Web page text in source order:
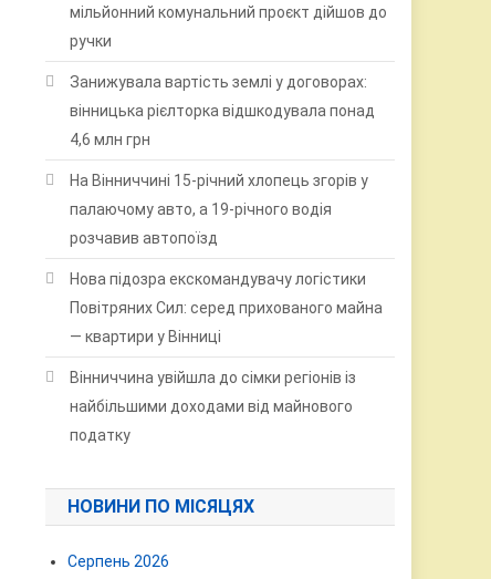
мільйонний комунальний проєкт дійшов до
ручки
Занижувала вартість землі у договорах:
вінницька рієлторка відшкодувала понад
4,6 млн грн
На Вінниччині 15-річний хлопець згорів у
палаючому авто, а 19-річного водія
розчавив автопоїзд
Нова підозра екскомандувачу логістики
Повітряних Сил: серед прихованого майна
— квартири у Вінниці
Вінниччина увійшла до сімки регіонів із
найбільшими доходами від майнового
податку
НОВИНИ ПО МІСЯЦЯХ
Серпень 2026